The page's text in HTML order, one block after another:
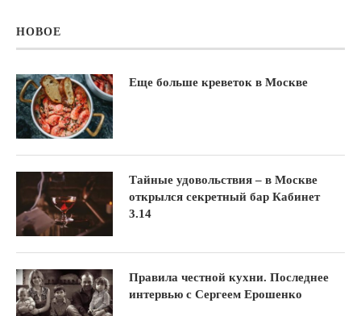
НОВОЕ
Еще больше креветок в Москве
Тайные удовольствия – в Москве
открылся секретный бар Кабинет
3.14
Правила честной кухни. Последнее
интервью с Сергеем Ерошенко